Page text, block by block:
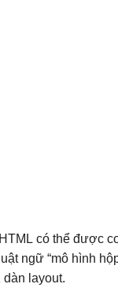
có thể được
ngữ “mô hình
dàn layout.